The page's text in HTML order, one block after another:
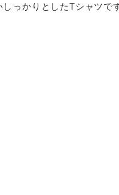
っかりとしたTシャツです